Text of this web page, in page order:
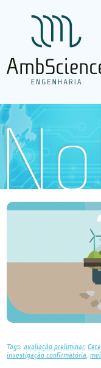
Tags:avaliação preliminar,
investigação confirmatória,